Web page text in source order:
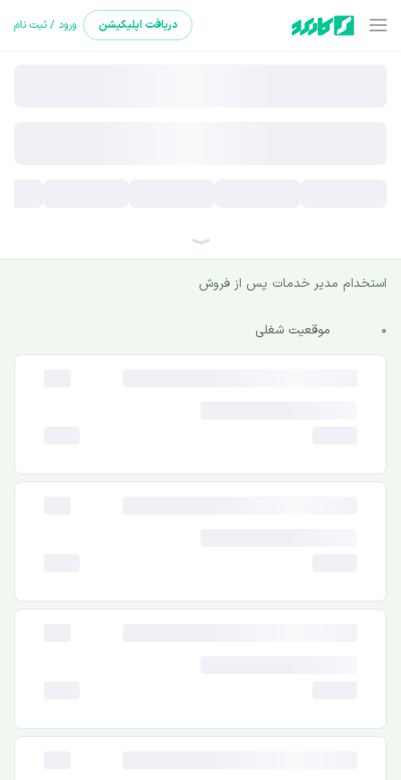
دریافت اپلیکیشن ورود / ثبت نام
استخدام مدیر خدمات پس از فروش
0 موقعیت شغلی